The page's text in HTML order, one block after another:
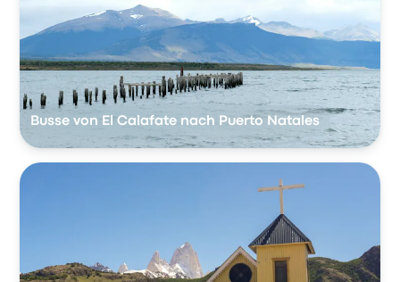
Busse von El Calafate nach Puerto Natales